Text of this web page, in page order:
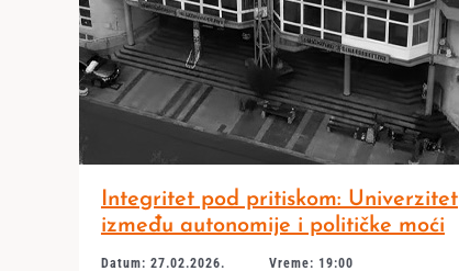
Integritet pod pritiskom: Univerzitet
između autonomije i političke moći
Datum: 27.02.2026. Vreme: 19:00